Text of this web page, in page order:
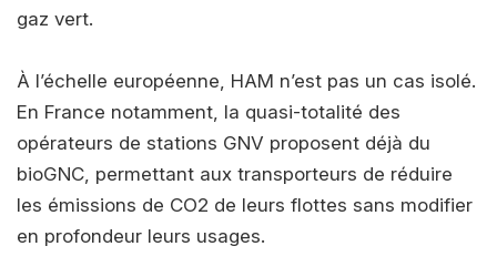
gaz vert.
À l’échelle européenne, HAM n’est pas un cas isolé.
En France notamment, la quasi-totalité des
opérateurs de stations GNV proposent déjà du
bioGNC, permettant aux transporteurs de réduire
les émissions de CO2 de leurs flottes sans modifier
en profondeur leurs usages.